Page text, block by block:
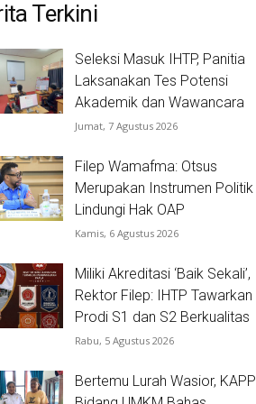
Terkini
Seleksi Masuk IHTP, Panitia
Laksanakan Tes Potensi
Akademik dan Wawancara
Jumat, 7 Agustus 2026
Filep Wamafma: Otsus
Merupakan Instrumen Politik
Lindungi Hak OAP
Kamis, 6 Agustus 2026
Miliki Akreditasi ‘Baik Sekali’,
Rektor Filep: IHTP Tawarkan
Prodi S1 dan S2 Berkualitas
Rabu, 5 Agustus 2026
Bertemu Lurah Wasior, KAPP